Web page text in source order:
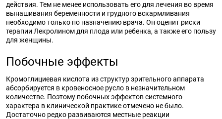
действия. Тем не менее использовать его для лечения во время
вынашивания беременности и грудного вскармливания
необходимо только по назначению врача. Он оценит риски
терапии Лекролином для плода или ребенка, а также его пользу
для женщины.
Побочные эффекты
Кромоглициевая кислота из структур зрительного аппарата
абсорбируется в кровеносное русло в незначительном
количестве. Поэтому побочных эффектов системного
характера в клинической практике отмечено не было.
Достаточно редко развиваются местные реакции